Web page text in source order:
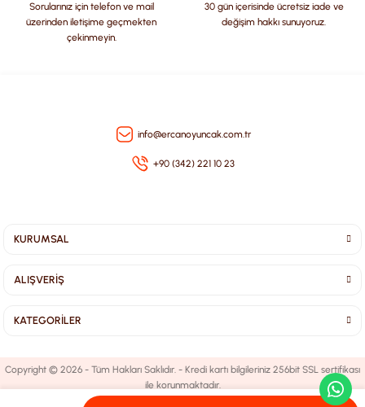
Sorularınız için telefon ve mail
üzerinden iletişime geçmekten
çekinmeyin.
30 gün içerisinde ücretsiz iade ve
değişim hakkı sunuyoruz.
info@ercanoyuncak.com.tr
+90 (342) 221 10 23
KURUMSAL
ALIŞVERİŞ
KATEGORİLER
Copyright © 2026 - Tüm Hakları Saklıdır. - Kredi kartı bilgileriniz 256bit SSL sertifikası
ile korunmaktadır.